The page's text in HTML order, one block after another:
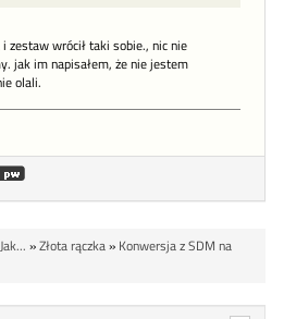
zestaw wrócił taki sobie., nic nie
jak im napisałem, że nie jestem
olali.
Jak... »Złota rączka» Konwersja z SDM na